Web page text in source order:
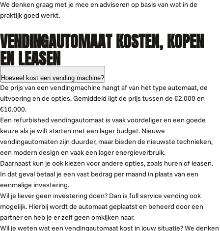
We denken graag met je mee en adviseren op basis van wat in de
praktijk goed werkt.
VENDINGAUTOMAAT KOSTEN, KOPEN
EN LEASEN
Hoeveel kost een vending machine?
De prijs van een vendingmachine hangt af van het type automaat, de
uitvoering en de opties. Gemiddeld ligt de prijs tussen de €2.000 en
€10.000.
Een refurbished vendingautomaat is vaak voordeliger en een goede
keuze als je wilt starten met een lager budget. Nieuwe
vendingautomaten zijn duurder, maar bieden de nieuwste technieken,
een modern design en vaak een lager energieverbruik.
Daarnaast kun je ook kiezen voor andere opties, zoals huren of leasen.
In dat geval betaal je een vast bedrag per maand in plaats van een
eenmalige investering.
Wil je liever geen investering doen? Dan is full service vending ook
mogelijk. Hierbij wordt de automaat geplaatst en beheerd door een
partner en heb je er zelf geen omkijken naar.
Wil je weten wat een vendingautomaat kost in jouw situatie? We denken